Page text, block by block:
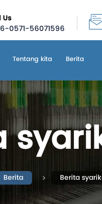
Us
0571-56071596
Tentang kita Berita
Berita Berita